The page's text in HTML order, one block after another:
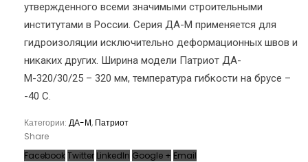
утвержденного всеми значимыми строительными
институтами в России. Серия ДА-М применяется для
гидроизоляции исключительно деформационных швов и
никаких других. Ширина модели Патриот ДА-
М-320/30/25 – 320 мм, температура гибкости на брусе –
-40 С.
Категории: ДА-М, Патриот
Share
FacebookTwitter LinkedIn Google + Email